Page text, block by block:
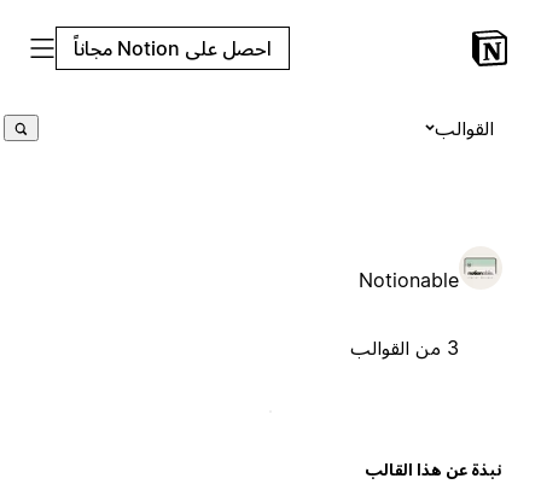
احصل على Notion مجاناً
القوالب
Notionable
عن هذا القالب